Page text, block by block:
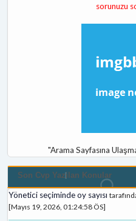
sorunuzu
"Arama Sayfasına
Son Cvp Yazilan Konular
Yönetici seçiminde oy sayısı
[Mayıs 19, 2026, 01:24:58 ÖS]